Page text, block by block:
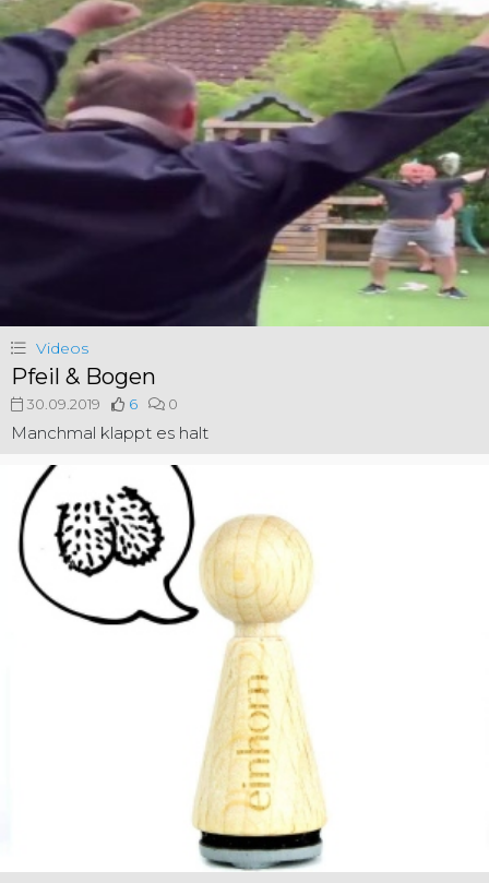
Videos
Pfeil & Bogen
30.09.2019 6 0
Manchmal klappt es halt